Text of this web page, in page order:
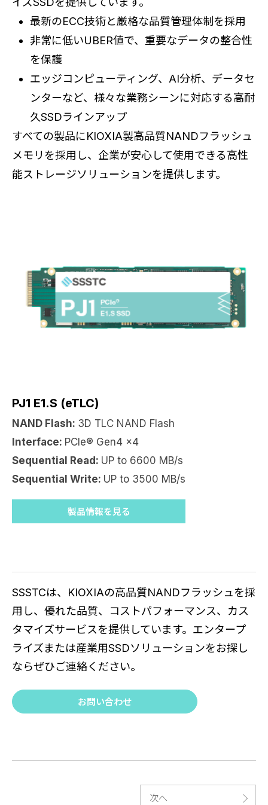
最新のECC技術と厳格な品質管理体制を採用
非常に低いUBER値で、重要なデータの整合性
を保護
エッジコンピューティング、AI分析、データセ
ンターなど、様々な業務シーンに対応する高耐
久SSDラインアップ
すべての製品にKIOXIA製高品質NANDフラッシュ
メモリを採用し、企業が安心して使用できる高性
能ストレージソリューションを提供します。
PJ1 E1.S (eTLC)
NAND Flash: 3D TLC NAND Flash
Interface: PCIe® Gen4 x4
Sequential Read: UP to 6600 MB/s
Sequential Write: UP to 3500 MB/s
製品情報を見る
SSSTCは、KIOXIAの高品質NANDフラッシュを採
用し、優れた品質、コストパフォーマンス、カス
タマイズサービスを提供しています。エンタープ
ライズまたは産業用SSDソリューションをお探し
ならぜひご連絡ください。
お問い合わせ
次へ